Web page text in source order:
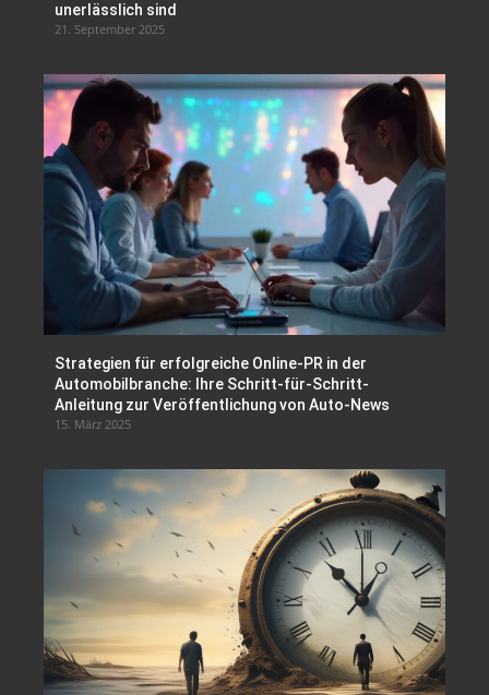
unerlässlich sind
21. September 2025
Strategien für erfolgreiche Online-PR in der
Automobilbranche: Ihre Schritt-für-Schritt-
Anleitung zur Veröffentlichung von Auto-News
15. März 2025